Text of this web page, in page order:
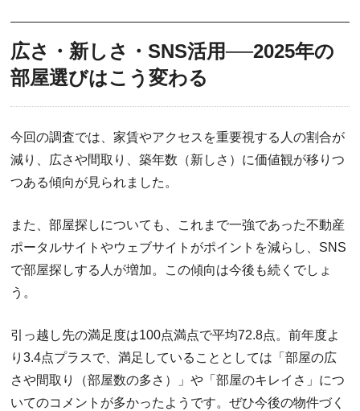
広さ・新しさ・SNS活用──2025年の
部屋選びはこう変わる
今回の調査では、家賃やアクセスを重要視する人の割合が
減り、広さや間取り、築年数（新しさ）に価値観が移りつ
つある傾向が見られました。
また、部屋探しについても、これまで一強であった不動産
ポータルサイトやウェブサイトがポイントを減らし、SNS
で部屋探しする人が増加。この傾向は今後も続くでしょ
う。
引っ越し先の満足度は100点満点で平均72.8点。前年度よ
り3.4点プラスで、満足していることとしては「部屋の広
さや間取り（部屋数の多さ）」や「部屋のキレイさ」につ
いてのコメントが多かったようです。ぜひ今後の物件づく